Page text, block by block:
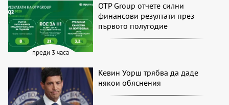
преди 3 часа
OTP Group отчете силни
финансови резултати през
първото полугодие
Кевин Уорш трябва да даде
някои обяснения